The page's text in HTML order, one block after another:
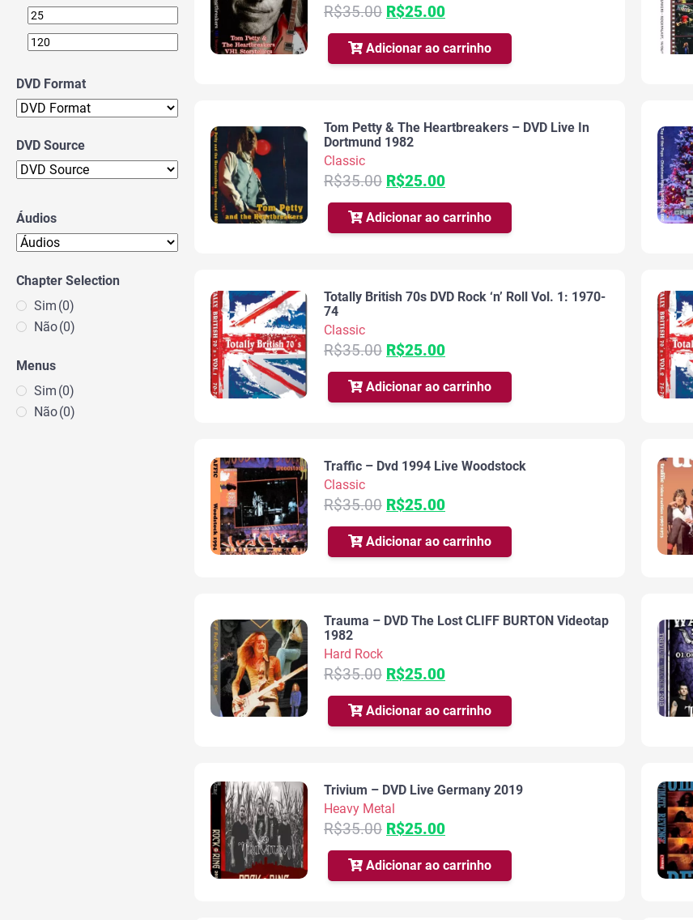
DVD Format
DVD Source
Áudios
Chapter Selection
Sim (0)
Não(0)
Menus
Sim (0)
Não(0)
R$35.00 O
preço
original
era:
R$25.00O
preço
atual
é:
Adicionar ao carrinho
Tom Petty & The Heartbreakers – DVD Live In
Dortmund 1982
Classic
R$35.00 O
preço
original
era:
R$25.00O
preço
atual
é:
Adicionar ao carrinho
Totally British 70s DVD Rock ‘n’ Roll Vol. 1: 1970-
74
Classic
R$35.00 O
preço
original
era:
R$25.00O
preço
atual
é:
Adicionar ao carrinho
Traffic – Dvd 1994 Live Woodstock
Classic
R$35.00 O
preço
original
era:
R$25.00O
preço
atual
é:
Adicionar ao carrinho
Trauma – DVD The Lost CLIFF BURTON Videotap
1982
Hard Rock
R$35.00 O
preço
original
era:
R$25.00O
preço
atual
é:
Adicionar ao carrinho
Trivium – DVD Live Germany 2019
Heavy Metal
R$35.00 O
preço
original
era:
R$25.00O
preço
atual
é:
Adicionar ao carrinho